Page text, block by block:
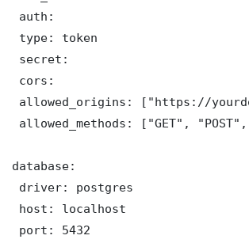
auth:
type: token
secret:
cors:
allowed_origins: ["https://
allowed_methods: ["GET",
database:
driver: postgres
host: localhost
port: 5432